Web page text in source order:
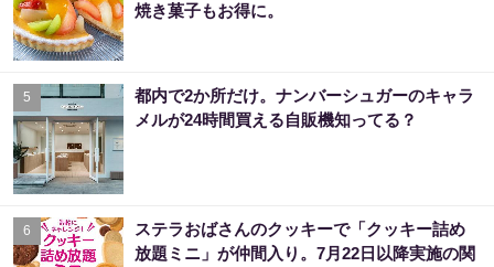
焼き菓子もお得に。
5
都内で2か所だけ。ナンバーシュガーのキャラ
メルが24時間買える自販機知ってる？
6
ステラおばさんのクッキーで「クッキー詰め
放題ミニ」が仲間入り。7月22日以降実施の関